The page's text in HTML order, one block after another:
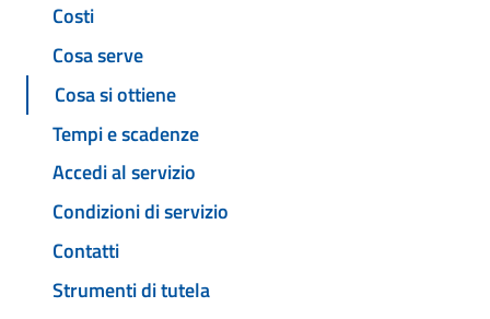
Costi
Cosa serve
Cosa si ottiene
Tempi e scadenze
Accedi al servizio
Condizioni di servizio
Contatti
Strumenti di tutela